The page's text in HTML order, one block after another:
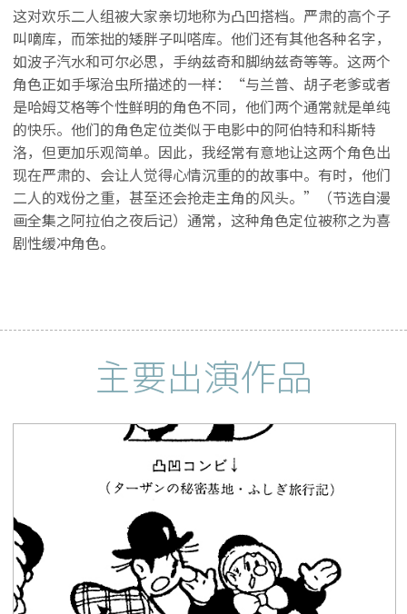
这对欢乐二人组被大家亲切地称为凸凹搭档。严肃的高个子
叫嘀库，而笨拙的矮胖子叫嗒库。他们还有其他各种名字，
如波子汽水和可尔必思，手纳兹奇和脚纳兹奇等等。这两个
角色正如手塚治虫所描述的一样：“与兰普、胡子老爹或者
是哈姆艾格等个性鲜明的角色不同，他们两个通常就是单纯
的快乐。他们的角色定位类似于电影中的阿伯特和科斯特
洛，但更加乐观简单。因此，我经常有意地让这两个角色出
现在严肃的、会让人觉得心情沉重的的故事中。有时，他们
二人的戏份之重，甚至还会抢走主角的风头。”（节选自漫
画全集之阿拉伯之夜后记）通常，这种角色定位被称之为喜
剧性缓冲角色。
主要出演作品